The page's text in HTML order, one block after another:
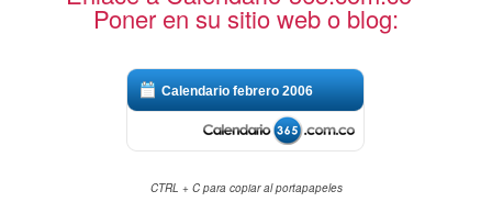
Poner en su sitio web o blog:
Calendario febrero 2006
CTRL + C para copiar al portapapeles